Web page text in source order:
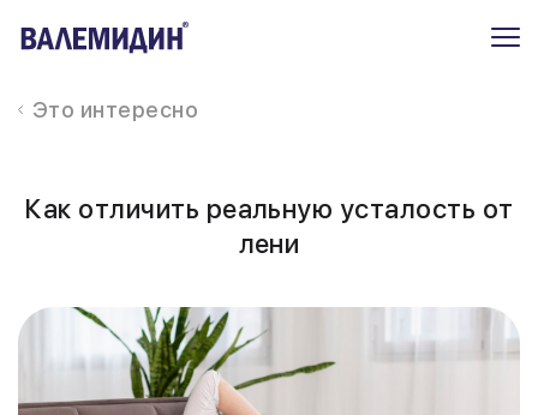
Это интересно
Как отличить реальную усталость от
лени